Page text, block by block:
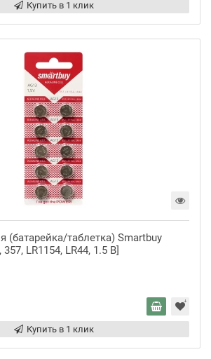
Купить в 1 клик
(батарейка/таблетка) Smartbuy
LR1154, LR44, 1.5 В]
Купить в 1 клик